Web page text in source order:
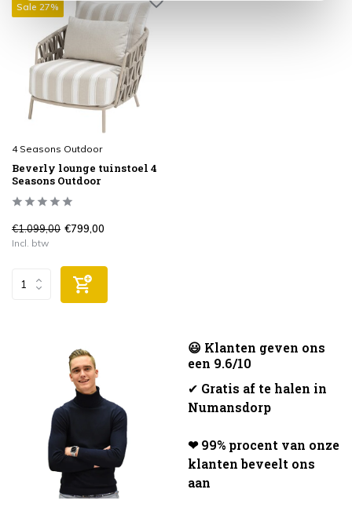
Sale 27%
4 Seasons Outdoor
Beverly lounge tuinstoel 4
Seasons Outdoor
€1.099,00 €799,00
Incl. btw
😃 Klanten geven ons
een 9.6/10
✔ Gratis af te halen in
Numansdorp
❤ 99% procent van onze
klanten beveelt ons
aan